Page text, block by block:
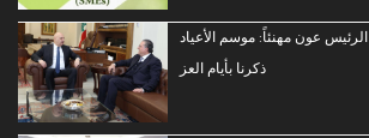
عون مهنئاً: موسم الأعياد
ذكرنا بأيام العز